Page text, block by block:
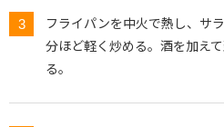
フライパンを中火で熱し、サ
分ほど軽く炒める。酒を加え
る。